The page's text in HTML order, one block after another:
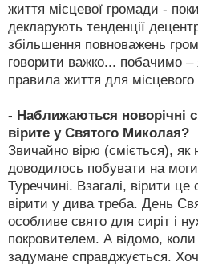
життя місцевої громади -
декларують тенденції
збільшення повноважень
говорити важко... побачимо –
правила життя для
- Наближаються новорічні
вірите у Святого Миколая?
Звичайно вірю (сміється), як
доводилось побувати на
Туреччині. Взагалі, вірити
вірити у дива треба. День
особливе свято для сиріт і
покровителем. А відомо,
задумане справджується.